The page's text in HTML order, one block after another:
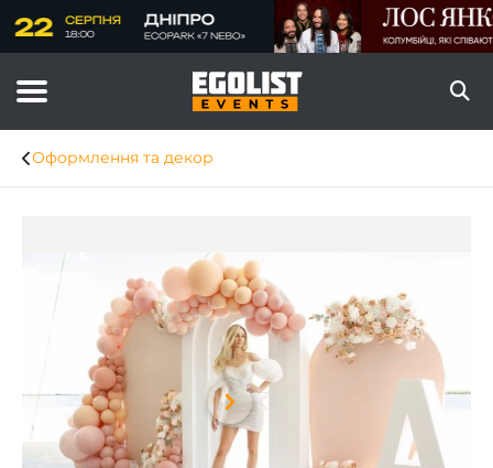
Оформлення та декор
Item
1
of